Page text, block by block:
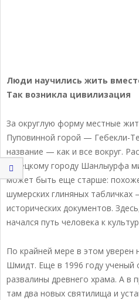
Люди научились жить
Так возникла цивилизация
За округлую форму местные
Пуповинной горой — Гебекли-
название — как и все вокруг.
турецкому городу Шанлыурфа
может быть еще старше:
шумерских глиняных
исторических документов.
начался путь человека к
По крайней мере в этом уверен
Шмидт. Еще в 1996 году ученый
развалины древнего храма. А в
там два новых святилища и